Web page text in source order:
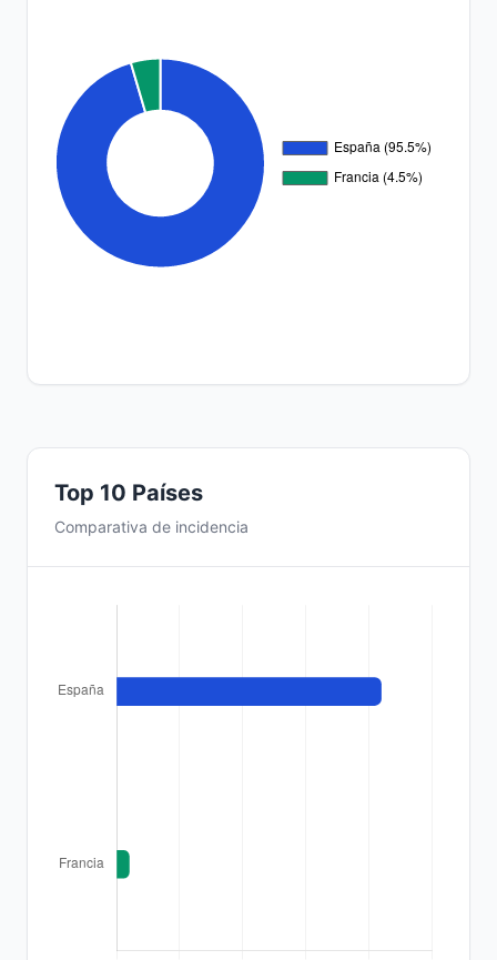
Top 10 Países
Comparativa de incidencia